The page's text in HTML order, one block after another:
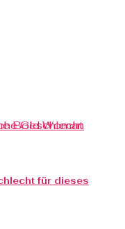
für dieses